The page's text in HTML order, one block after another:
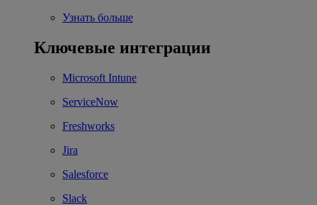
Узнать больше
Ключевые интеграции
Microsoft Intune
ServiceNow
Freshworks
Jira
Salesforce
Slack